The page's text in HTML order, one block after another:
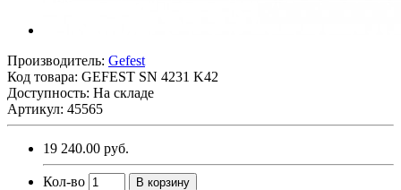
Производитель: Gefest
Код товара: GEFEST SN 4231 K42
Доступность: На складе
Артикул: 45565
19 240.00 руб.
Кол-во В корзину